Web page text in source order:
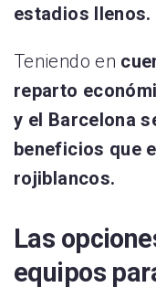
estadios llenos.
Teniendo en
reparto
y el Barcelona
beneficios que
rojiblancos.
Las
equipos